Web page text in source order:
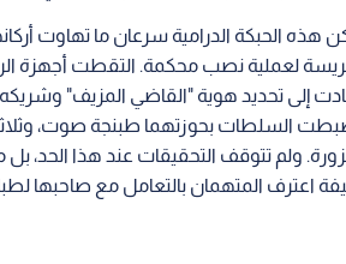
هذه الحبكة الدرامية سرعان ما تهاوت
لعملية نصب محكمة. التقطت أجهزة
إلى تحديد هوية "القاضي المزيف"
السلطات بحوزتهما طبنجة صوت،
ولم تتوقف التحقيقات عند هذا الحد،
اعترف المتهمان بالتعامل مع صاحبها